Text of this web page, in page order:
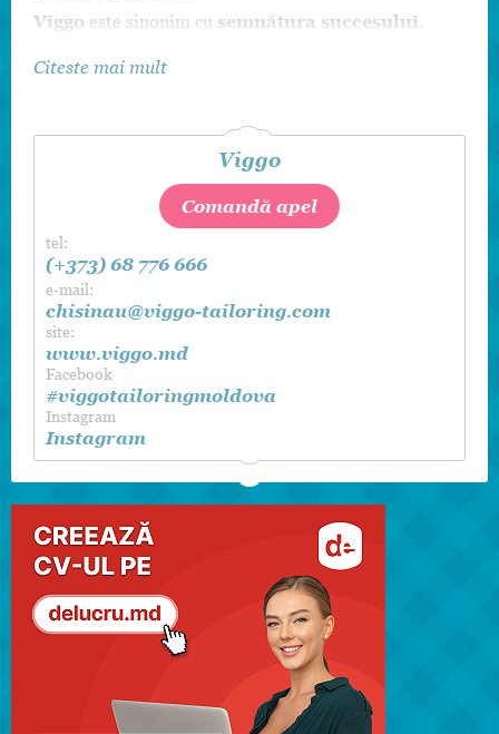
Viggo este sinonim cu semnătura succesului
inovator ce vine cu un suflu nou, vital în moda
Mai multe detalii și modele le puteți găsi urmărind și
Facebook
Citeste mai mult
Viggo
Comandă apel
tel:
(+373) 68 776 666
e-mail:
chisinau@viggo-tailoring.com
site:
www.viggo.md
Facebook
#viggotailoringmoldova
Instagram
Instagram